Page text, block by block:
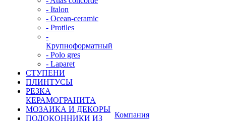
- Italon
- Ocean-ceramic
- Protiles
-
Крупноформатный
- Polo gres
- Laparet
СТУПЕНИ
ПЛИНТУСЫ
РЕЗКА
КЕРАМОГРАНИТА
МОЗАИКА И ДЕКОРЫ
ПОДОКОННИКИ ИЗ
Компания